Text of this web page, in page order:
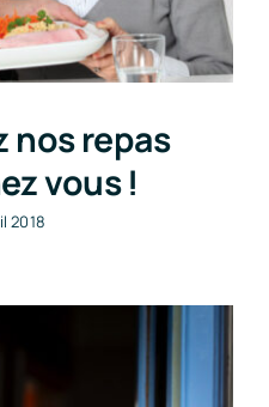
nos repas
vous !
2018